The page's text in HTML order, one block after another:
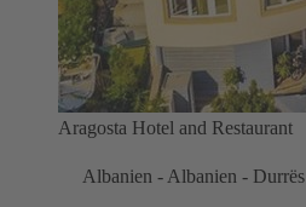
Aragosta Hotel and Restaurant
Albanien - Albanien - Durrës